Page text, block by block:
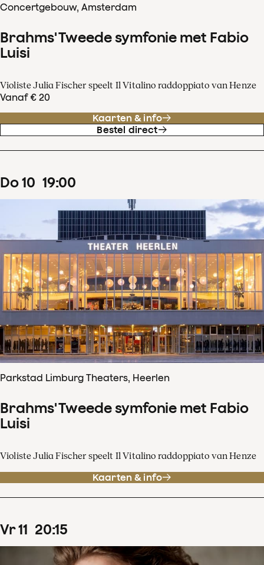
Concertgebouw, Amsterdam
Brahms' Tweede symfonie met Fabio
Luisi
Violiste Julia Fischer speelt Il Vitalino raddoppiato van Henze
Vanaf € 20
Kaarten & info
Bestel direct
do10 19:00
Parkstad Limburg Theaters, Heerlen
Brahms' Tweede symfonie met Fabio
Luisi
Violiste Julia Fischer speelt Il Vitalino raddoppiato van Henze
Kaarten & info
vr11 20:15